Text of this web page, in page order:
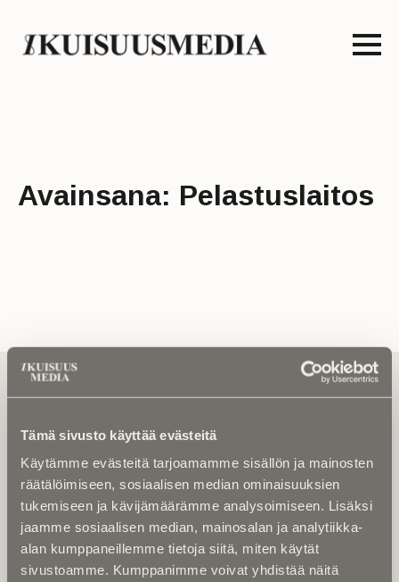
Tämä sivusto käyttää evästeitä
Käytämme evästeitä tarjoamamme sisällön ja mainosten
räätälöimiseen, sosiaalisen median ominaisuuksien
tukemiseen ja kävijämäärämme analysoimiseen. Lisäksi
jaamme sosiaalisen median, mainosalan ja analytiikka-
alan kumppaneillemme tietoja siitä, miten käytät
sivustoamme. Kumppanimme voivat yhdistää näitä
Avainsana: Pelastuslaitos
Tilaa uutiskirje - Pääset heti parhaiden
artikkelien pariin!
Kirjoita alle sähköpostiosoitteesi niin saat kaksi kertaa
etteivät kiinnostavat artikkelit jää huomaamatta.
Uutiskirje on maksuton eikä se velvoita mihinkään.
Kirjoita tähän sähköpostiosoite, johon haluat uutiskirjeen
tulevan: